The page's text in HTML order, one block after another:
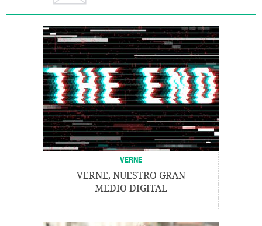
VERNE
VERNE, NUESTRO GRAN
MEDIO DIGITAL